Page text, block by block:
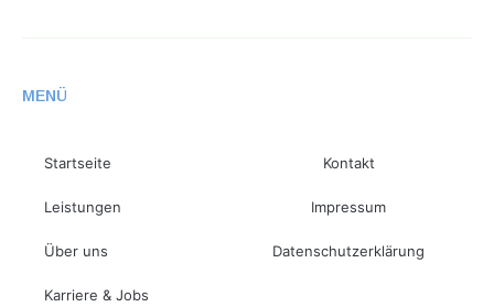
MENÜ
Startseite
Leistungen
Über uns
Karriere & Jobs
Kontakt
Impressum
Datenschutzerklärung